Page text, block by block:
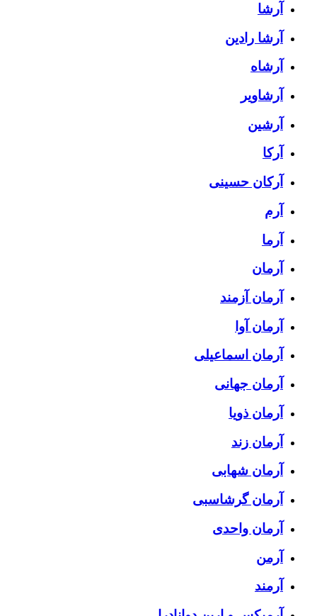
آرشا
آرشا رادین
آرشاه
آرشاویر
آرشین
آرکا
آرکان حسینی
آرم
آرما
آرمان
آرمان آزمند
آرمان آوا
آرمان اسماعیلی
آرمان جهانی
آرمان ذویا
آرمان زند
آرمان شهابی
آرمان گرشاسبی
آرمان واحدی
آرمن
آرمند